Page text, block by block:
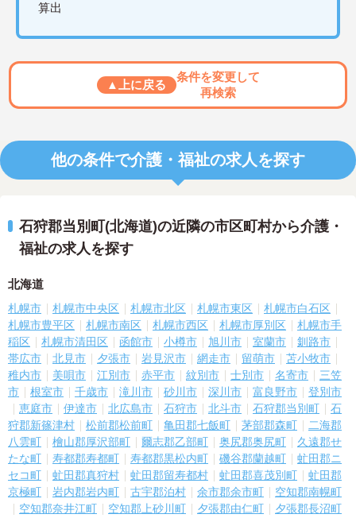
算出
▲上に戻る
条件を変更して
再検索
他の条件で介護・福祉の求人を探す
石狩郡当別町(北海道)の近隣の市区町村から介護・
福祉の求人を探す
北海道
札幌市 札幌市中央区 札幌市北区 札幌市東区
札幌市白石区
札幌市豊平区
札幌市南区 札幌市西区 札幌市厚別区
札幌市手
稲区
札幌市清田区 函館市 小樽市 旭川市 室蘭市
釧路市
帯広市
北見市 夕張市 岩見沢市 網走市 留萌市
苫小牧市
稚内市
美唄市 江別市 赤平市 紋別市 士別市 名寄市
三笠
市
根室市 千歳市 滝川市 砂川市 深川市 富良野市
登別市
恵庭市
伊達市 北広島市 石狩市 北斗市 石狩郡当別町
石
狩郡新篠津村
松前郡松前町 亀田郡七飯町 茅部郡森町
二海郡
八雲町
檜山郡厚沢部町 爾志郡乙部町 奥尻郡奥尻町
久遠郡せ
たな町
寿都郡寿都町 寿都郡黒松内町 磯谷郡蘭越町
虻田郡ニ
セコ町
虻田郡真狩村 虻田郡留寿都村 虻田郡喜茂別町
虻田郡
京極町
岩内郡岩内町 古宇郡泊村 余市郡余市町
空知郡南幌町
空知郡奈井江町
空知郡上砂川町 夕張郡由仁町
夕張郡長沼町